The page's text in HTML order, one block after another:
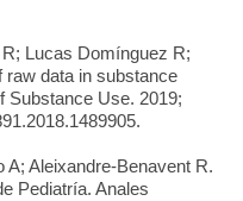
Lucas Domínguez R;
raw data in substance
Substance Use. 2019;
Aleixandre-Benavent R.
Pediatría. Anales